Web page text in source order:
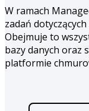
W ramach
zadań
Obejmuje to
bazy danych oraz
platformie